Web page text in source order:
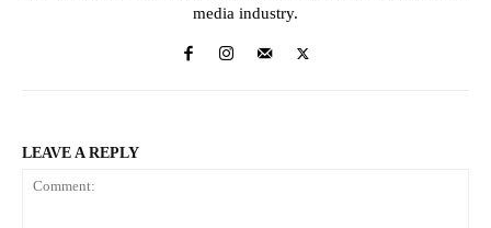
media industry.
LEAVE A REPLY